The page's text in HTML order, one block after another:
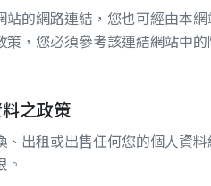
的網路連結，您也可經由本
，您必須參考該連結網站中的
之政策
出租或出售任何您的個人資